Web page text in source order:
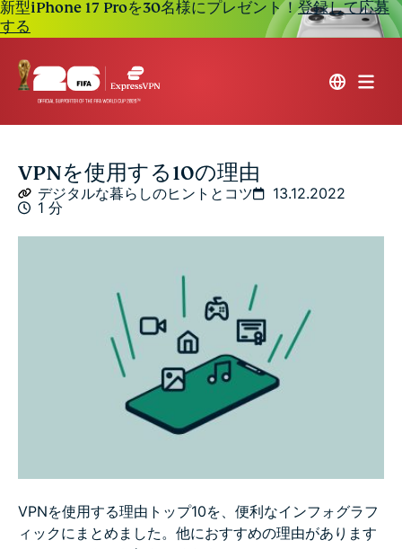
新型iPhone 17 Proを30名様にプレゼント！登録して応募
する
VPNを使用する10の理由
デジタルな暮らしのヒントとコツ
13.12.2022
1 分
VPNを使用する理由トップ10を、便利なインフォグラフ
ィックにまとめました。他におすすめの理由があります